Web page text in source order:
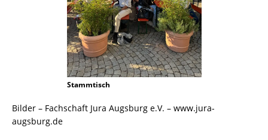
Stammtisch
Bilder – Fachschaft Jura Augsburg e.V. – www.jura-
augsburg.de